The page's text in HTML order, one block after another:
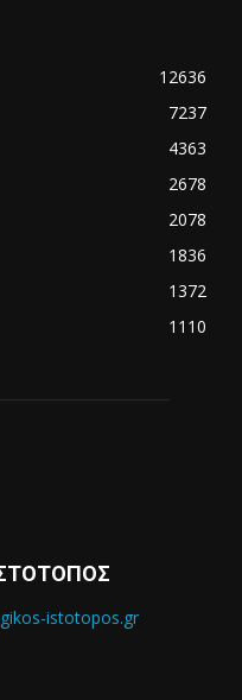
12636
7237
4363
2678
2078
1836
1372
1110
istotopos.gr